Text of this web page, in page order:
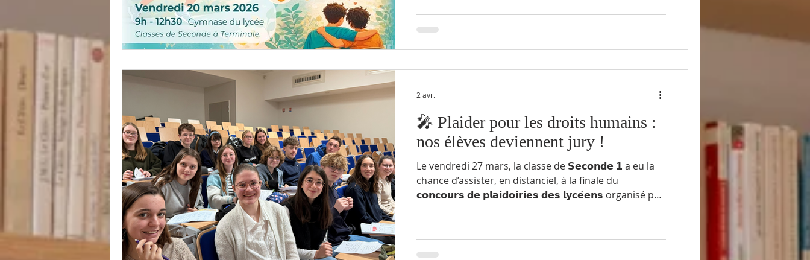
sa santé, en l’aidant à faire des choix éclairés. Tout au
long de la matinée, les élèves ont pu échanger
🎤 Plaider pour les droits humains :
nos élèves deviennent jury !
Le vendredi 27 mars, la classe de 𝗦𝗲𝗰𝗼𝗻𝗱𝗲 𝟭 a eu la
chance d’assister, en distanciel, à la finale du
𝗰𝗼𝗻𝗰𝗼𝘂𝗿𝘀 𝗱𝗲 𝗽𝗹𝗮𝗶𝗱𝗼𝗶𝗿𝗶𝗲𝘀 𝗱𝗲𝘀 𝗹𝘆𝗰𝗲́𝗲𝗻𝘀 organisé par
𝗽𝗹𝗮𝗶𝗱𝗼𝗶𝗿𝗶𝗲𝘀, défendant des causes variées liées aux
atteintes aux droits de l’Homme, en France et dans le
2 avr.